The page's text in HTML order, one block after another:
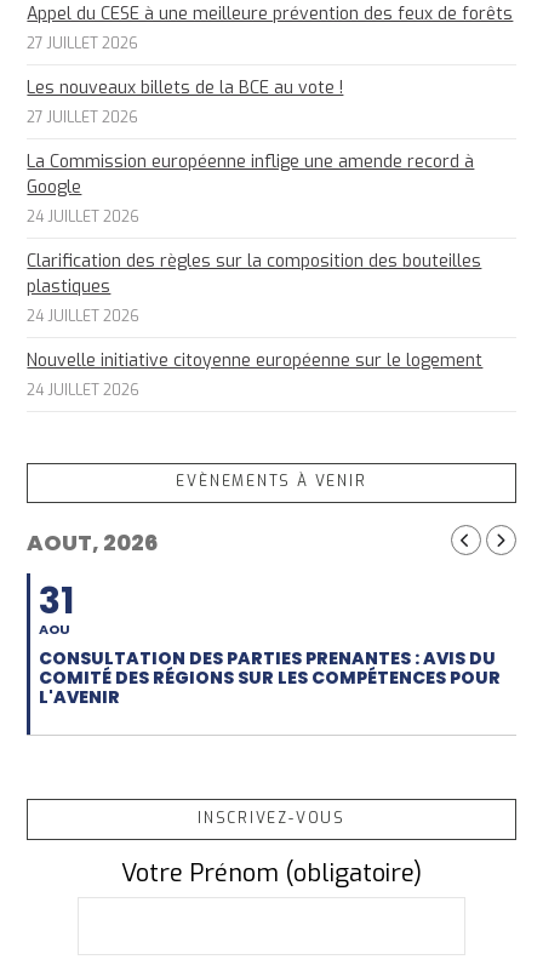
Appel du CESE à une meilleure prévention des feux de forêts
27 JUILLET 2026
Les nouveaux billets de la BCE au vote !
27 JUILLET 2026
La Commission européenne inflige une amende record à
Google
24 JUILLET 2026
Clarification des règles sur la composition des bouteilles
plastiques
24 JUILLET 2026
Nouvelle initiative citoyenne européenne sur le logement
24 JUILLET 2026
EVÈNEMENTS À VENIR
AOUT, 2026
31
AOU
CONSULTATION DES PARTIES PRENANTES : AVIS DU
COMITÉ DES RÉGIONS SUR LES COMPÉTENCES POUR
L'AVENIR
INSCRIVEZ-VOUS
Votre Prénom (obligatoire)